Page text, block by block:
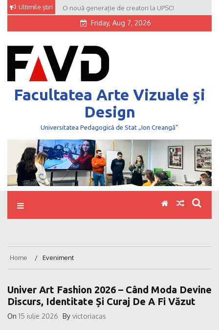
Skip
Ultimile știri O nouă generație de creatori la UPSC!
Friday, Aug 7, 2026
Facultatea Arte Vizuale și
Design
Universitatea Pedagogică de Stat „Ion Creangă”
Home Eveniment
Univer Art Fashion 2026 – Când Moda Devine
Discurs, Identitate Și Curaj De A Fi Văzut
On 15 iulie 2026 By victoriacas